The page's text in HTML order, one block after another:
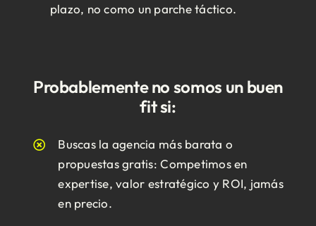
plazo, no como un parche táctico.
Probablemente no somos un buen
fit si:
Buscas la agencia más barata o
propuestas gratis: Competimos en
expertise, valor estratégico y ROI, jamás
en precio.